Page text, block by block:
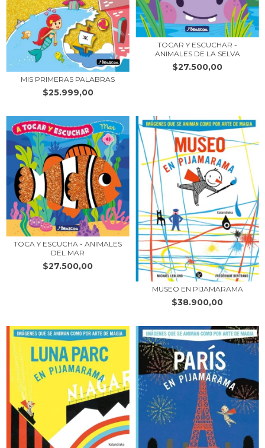
MIS PRIMERAS PALABRAS
$25.999,00
TOCAR Y ESCUCHAR -
ANIMALES DE LA SELVA
$27.500,00
TOCA Y ESCUCHA - ANIMALES
DEL MAR
$27.500,00
MUSEO EN PIJAMARAMA
$38.900,00